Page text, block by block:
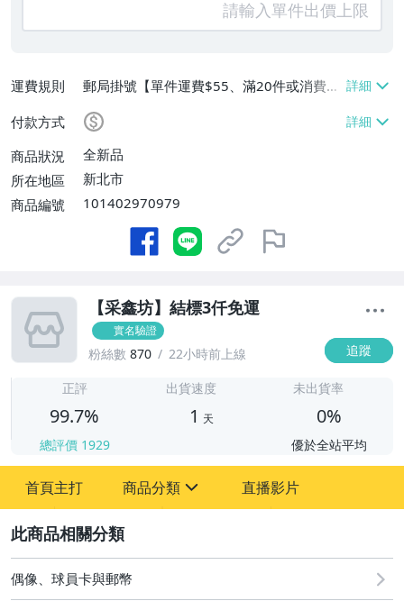
運費規則
郵局掛號【單件運費$55、滿20件或消費滿
$3000免運費】
付款方式
商品狀況
全新品
所在地區
新北市
商品編號
101402970979
【采鑫坊】結標3仟免運
實名驗證
粉絲數 870 22小時前上線 追蹤
正評
99.7%
總評價 1929
出貨速度
1 天
未出貨率
0%
優於全站平均
首頁主打 商品分類
圖書/影音/文具
成人專區
直播影片
偶像、球員卡與郵幣